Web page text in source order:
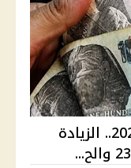
موعد صرف مرتبات أغسطس 2026.. الزيادة